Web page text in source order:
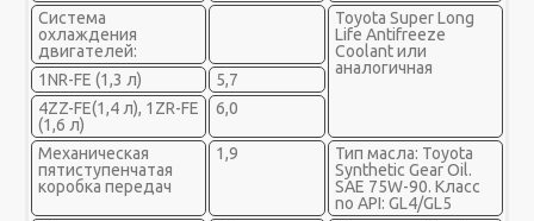
Система
охлаждения
двигателей:
Toyota Super Long
Life Antifreeze
Coolant или
аналогичная
1NR-FE (1,3 л)
5,7
4ZZ-FE(1,4 л), 1ZR-FE
(1,6 л)
6,0
Механическая
пятиступенчатая
коробка передач
1,9
Тип масла: Toyota
Synthetic Gear Oil.
SAE 75W-90. Класс
no API: GL4/GL5